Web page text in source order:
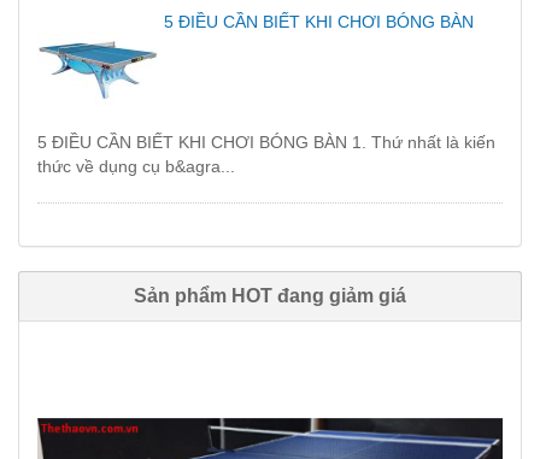
5 ĐIỀU CẦN BIẾT KHI CHƠI BÓNG BÀN
5 ĐIỀU CẦN BIẾT KHI CHƠI BÓNG BÀN 1. Thứ nhất là kiến
thức về dụng cụ b&agra...
Sản phẩm HOT đang giảm giá